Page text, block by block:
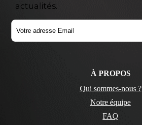
actualités.
À PROPOS
Qui sommes-nous ?
Notre équipe
FAQ